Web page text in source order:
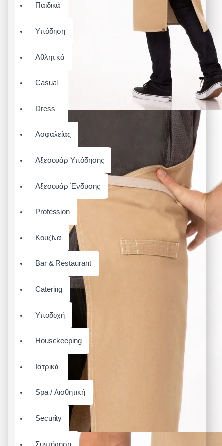
Παιδικά
Υπόδηση
Αθλητικά
Casual
Dress
Ασφαλείας
Αξεσουάρ Υπόδησης
Αξεσουάρ Ένδυσης
Profession
Κουζίνα
Bar & Restaurant
Catering
Υποδοχή
Housekeeping
Ιατρικά
Spa / Αισθητική
Security
Συντήρηση